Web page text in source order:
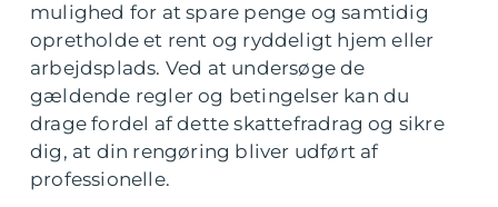
mulighed for at spare penge og samtidig
opretholde et rent og ryddeligt hjem eller
arbejdsplads. Ved at undersøge de
gældende regler og betingelser kan du
drage fordel af dette skattefradrag og sikre
dig, at din rengøring bliver udført af
professionelle.